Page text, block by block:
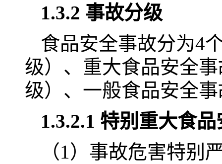
1.3.2 事故分级
食品安全事故分为4
级）、重大食品安全
级）、一般食品安全
1.3.2.1 特别重大食
（1）事故危害特别